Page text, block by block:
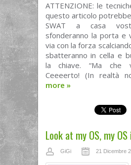
ATTENZIONE: le
questo articolo
SWAT a casa
sfonderanno la porta e
via con la forza
sbatteranno in cella e
la chiave. “Ma che
Ceeeerto! (In realtà
more »
Look at my OS, my
GiGi 21 Dicembre